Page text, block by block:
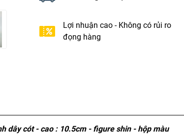
Lợi nhuận cao - Không có rủi ro
đọng hàng
dây cót - cao : 10.5cm - figure shin - hộp màu